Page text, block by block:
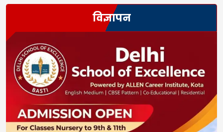
विज्ञापन